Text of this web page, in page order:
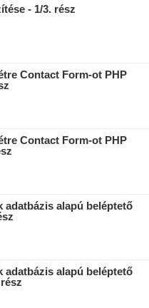
- 1/3. rész
Contact Form-ot PHP
Contact Form-ot PHP
adatbázis alapú beléptető
adatbázis alapú beléptető